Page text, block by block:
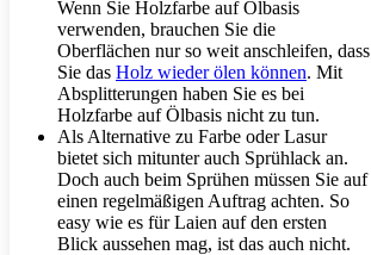
Wenn Sie Holzfarbe auf Ölbasis
verwenden, brauchen Sie die
Oberflächen nur so weit anschleifen, dass
Sie das Holz wieder ölen können. Mit
Absplitterungen haben Sie es bei
Holzfarbe auf Ölbasis nicht zu tun.
Als Alternative zu Farbe oder Lasur
bietet sich mitunter auch Sprühlack an.
Doch auch beim Sprühen müssen Sie auf
einen regelmäßigen Auftrag achten. So
easy wie es für Laien auf den ersten
Blick aussehen mag, ist das auch nicht.